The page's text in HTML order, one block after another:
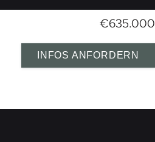
€635.000
INFOS ANFORDERN